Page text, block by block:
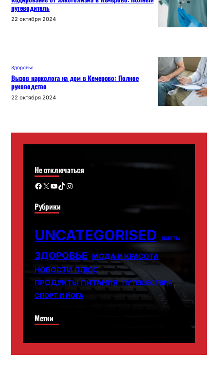
путеводитель
22 октября 2024
Здоровье
Вызов нарколога на дом в Кемерово: Полное
руководство
22 октября 2024
Не отключаться
Facebook X YouTube TikTok Instagram
Рубрики
UNCATEGORISED ДИЕТЫ
ЗДОРОВЬЕ МОДА И КРАСОТА
НОВОСТИ ПЛЮС
ПРОДУКТЫ ПИТАНИЯ ПУТЕШЕСТВИЯ
СПОРТ И ЙОГА
Метки